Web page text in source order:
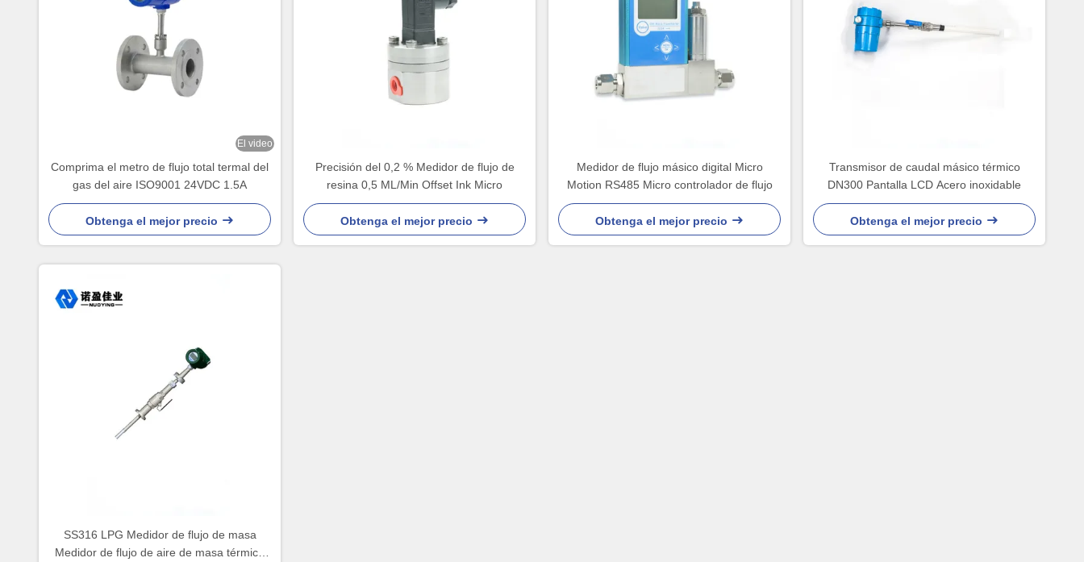
El video
Comprima el metro de flujo total termal del
gas del aire ISO9001 24VDC 1.5A
Obtenga el mejor precio
Precisión del 0,2 % Medidor de flujo de
resina 0,5 ML/Min Offset Ink Micro
Obtenga el mejor precio
Medidor de flujo másico digital Micro
Motion RS485 Micro controlador de flujo
Obtenga el mejor precio
Transmisor de caudal másico térmico
DN300 Pantalla LCD Acero inoxidable
Obtenga el mejor precio
SS316 LPG Medidor de flujo de masa
Medidor de flujo de aire de masa térmica